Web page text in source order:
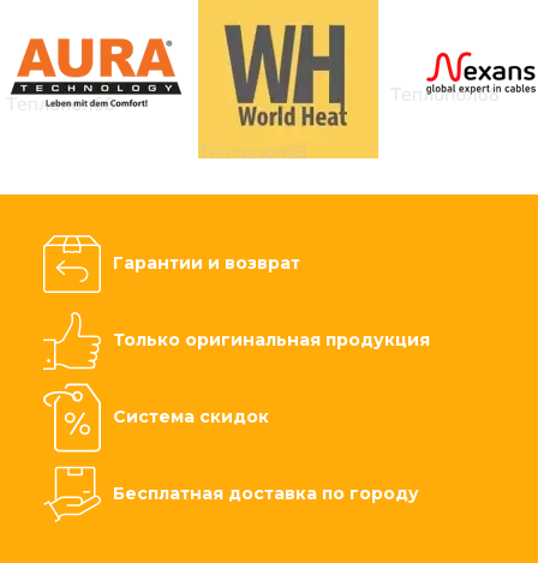
Гарантии и возврат
Только оригинальная продукция
Система скидок
Бесплатная доставка по городу